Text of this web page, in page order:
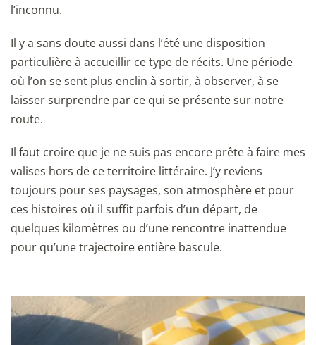
l’inconnu.
Il y a sans doute aussi dans l’été une disposition
particulière à accueillir ce type de récits. Une période
où l’on se sent plus enclin à sortir, à observer, à se
laisser surprendre par ce qui se présente sur notre
route.
Il faut croire que je ne suis pas encore prête à faire mes
valises hors de ce territoire littéraire. J’y reviens
toujours pour ses paysages, son atmosphère et pour
ces histoires où il suffit parfois d’un départ, de
quelques kilomètres ou d’une rencontre inattendue
pour qu’une trajectoire entière bascule.